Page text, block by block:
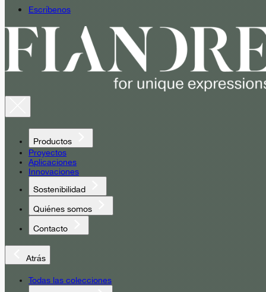
Escríbenos
Productos
Proyectos
Aplicaciones
Innovaciones
Sostenibilidad
Quiénes somos
Contacto
Atrás
Todas las colecciones